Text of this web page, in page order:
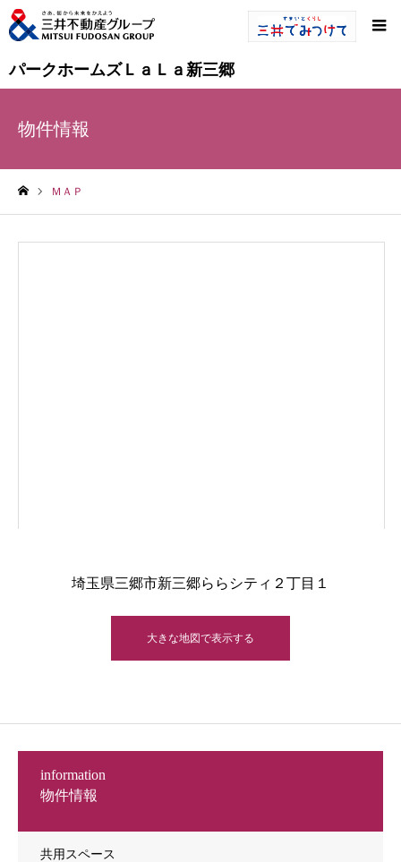
パークホームズＬａＬａ新三郷
物件情報
ＭＡＰ
埼玉県三郷市新三郷ららシティ２丁目１
大きな地図で表示する
物件情報
information
共用スペース